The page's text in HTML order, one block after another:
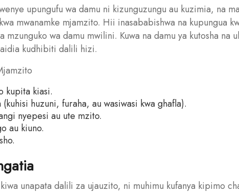
upungufu wa damu ni kizunguzungu au kuzimia, na
mwanamke mjamzito. Hii inasababishwa na kupungua
mzunguko wa damu mwilini. Kuwa na damu ya kutosha na
kudhibiti dalili hizi.
kupita kiasi.
huzuni, furaha, au wasiwasi kwa ghafla).
nyepesi au ute mzito.
au kiuno.
unapata dalili za ujauzito, ni muhimu kufanya kipimo